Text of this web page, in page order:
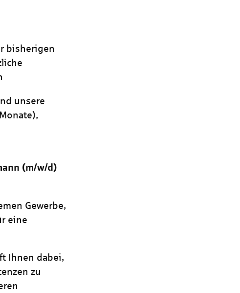
bisherigen
unsere
(m/w/d)
Gewerbe,
eine
Ihnen dabei,
zu